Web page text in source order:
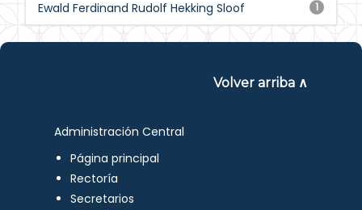
1
Ewald Ferdinand Rudolf Hekking Sloof
Volver arriba ∧
Administración Central
Página principal
Rectoría
Secretarios